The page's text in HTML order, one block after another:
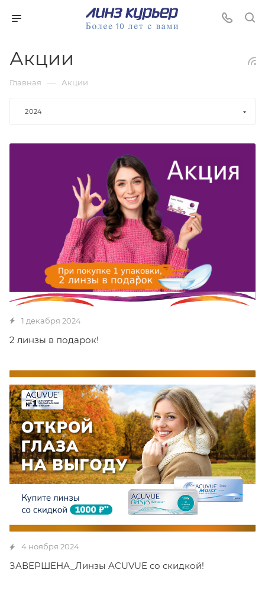
Акции
Главная — Акции
2024
1 декабря 2024
2 линзы в подарок!
4 ноября 2024
ЗАВЕРШЕНА_Линзы ACUVUE со скидкой!